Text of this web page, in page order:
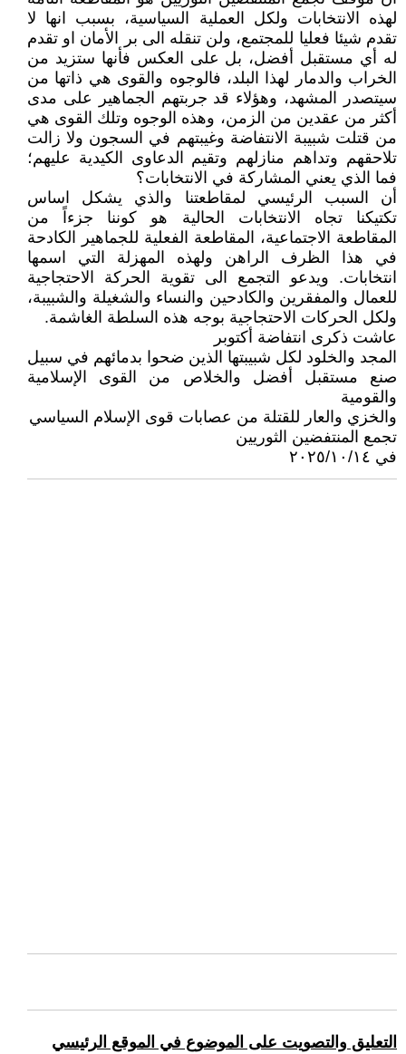
لهذه الانتخابات ولكل العملية السياسية، بسبب انها لا
تقدم شيئا فعليا للمجتمع، ولن تنقله الى بر الأمان او تقدم
له أي مستقبل أفضل، بل على العكس فأنها ستزيد من
الخراب والدمار لهذا البلد، فالوجوه والقوى هي ذاتها من
سيتصدر المشهد، وهؤلاء قد جربتهم الجماهير على مدى
أكثر من عقدين من الزمن، وهذه الوجوه وتلك القوى هي
من قتلت شبيبة الانتفاضة وغيبتهم في السجون ولا زالت
تلاحقهم وتداهم منازلهم وتقيم الدعاوى الكيدية عليهم؛
فما الذي يعني المشاركة في الانتخابات؟
أن السبب الرئیسي لمقاطعتنا والذي يشكل اساس
تكتيكنا تجاه الانتخابات الحالية هو كوننا جزءاً من
المقاطعة الاجتماعية، المقاطعة الفعلية للجماهیر الکادحة
في هذا الظرف الراهن ولهذه المهزلة التي اسمها
انتخابات. ويدعو التجمع الى تقوية الحركة الاحتجاجية
للعمال والمفقرين والكادحين والنساء والشغيلة والشبيبة،
ولكل الحركات الاحتجاجية بوجه هذه السلطة الغاشمة.
عاشت ذكرى انتفاضة أكتوبر
المجد والخلود لكل شبيبتها الذين ضحوا بدمائهم في سبيل
صنع مستقبل أفضل والخلاص من القوى الإسلامية
والقومية
والخزي والعار للقتلة من عصابات قوى الإسلام السياسي
تجمع المنتفضين الثوريين
في ٢٠٢٥/١٠/١٤
التعليق والتصويت على الموضوع في الموقع الرئيسي